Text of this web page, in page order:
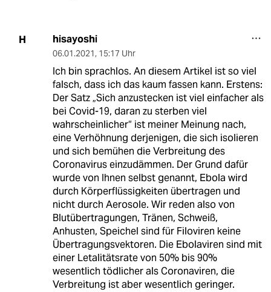
H hisayoshi
06.01.2021, 15:17 Uhr
Ich bin sprachlos. An diesem Artikel ist so viel
falsch, dass ich das kaum fassen kann. Erstens:
Der Satz „Sich anzustecken ist viel einfacher als
bei Covid-19, daran zu sterben viel
wahrscheinlicher“ ist meiner Meinung nach,
eine Verhöhnung derjenigen, die sich isolieren
und sich bemühen die Verbreitung des
Coronavirus einzudämmen. Der Grund dafür
wurde von Ihnen selbst genannt, Ebola wird
durch Körperflüssigkeiten übertragen und
nicht durch Aerosole. Wir reden also von
Blutübertragungen, Tränen, Schweiß,
Anhusten, Speichel sind für Filoviren keine
Übertragungsvektoren. Die Ebolaviren sind mit
einer Letalitätsrate von 50% bis 90%
wesentlich tödlicher als Coronaviren, die
Verbreitung ist aber wesentlich geringer.